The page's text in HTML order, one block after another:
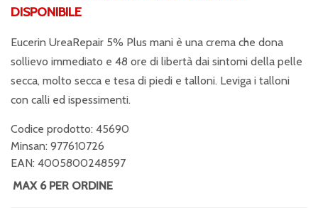
DISPONIBILE
Eucerin UreaRepair 5% Plus mani è una crema che dona
sollievo immediato e 48 ore di libertà dai sintomi della pelle
secca, molto secca e tesa di piedi e talloni. Leviga i talloni
con calli ed ispessimenti.
Codice prodotto: 45690
Minsan: 977610726
EAN: 4005800248597
MAX 6 PER ORDINE